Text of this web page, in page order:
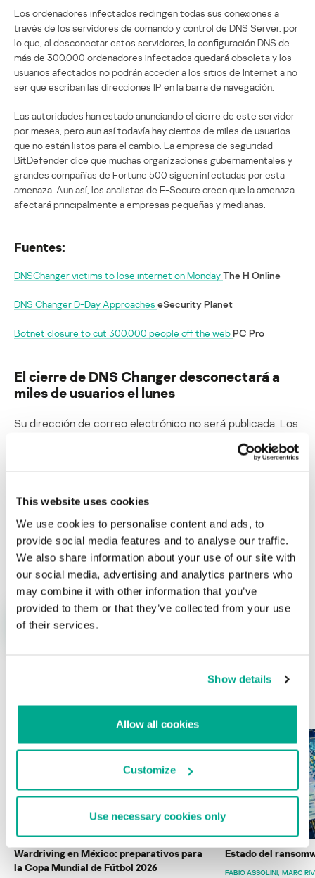
This website uses cookies
We use cookies to personalise content and ads, to
provide social media features and to analyse our traffic.
We also share information about your use of our site with
our social media, advertising and analytics partners who
may combine it with other information that you’ve
provided to them or that they’ve collected from your use
of their services.
Show details
Allow all cookies
Customize
Use necessary cookies only
Los ordenadores infectados redirigen todas sus conexiones a
través de los servidores de comando y control de DNS Server, por
lo que, al desconectar estos servidores, la configuración DNS de
más de 300.000 ordenadores infectados quedará obsoleta y los
usuarios afectados no podrán acceder a los sitios de Internet a no
ser que escriban las direcciones IP en la barra de navegación.
Las autoridades han estado anunciando el cierre de este servidor
por meses, pero aun así todavía hay cientos de miles de usuarios
que no están listos para el cambio. La empresa de seguridad
BitDefender dice que muchas organizaciones gubernamentales y
grandes compañías de Fortune 500 siguen infectadas por esta
amenaza. Aun así, los analistas de F-Secure creen que la amenaza
afectará principalmente a empresas pequeñas y medianas.
Fuentes:
DNSChanger victims to lose internet on MondayThe H Online
DNS Changer D-Day Approaches eSecurity Planet
Botnet closure to cut 300,000 people off the webPC Pro
El cierre de DNS Changer desconectará a
miles de usuarios el lunes
Su dirección de correo electrónico no será publicada. Los
Nombre* Correo electrónico*
ÚLTIMAS PUBLICACIONES
Wardriving en México: preparativos para
la Copa Mundial de Fútbol 2026
Estado del
FABIO ASSOLINI MARC